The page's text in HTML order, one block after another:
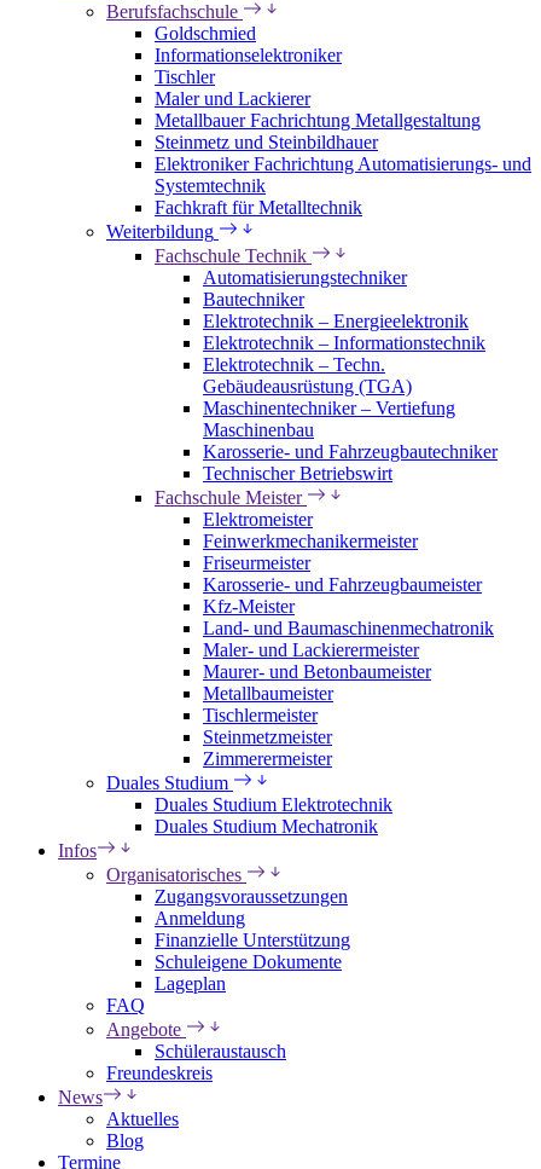
Berufsfachschule
Goldschmied
Informationselektroniker
Tischler
Maler und Lackierer
Metallbauer Fachrichtung Metallgestaltung
Steinmetz und Steinbildhauer
Elektroniker Fachrichtung Automatisierungs- und
Systemtechnik
Fachkraft für Metalltechnik
Weiterbildung
Fachschule Technik
Automatisierungstechniker
Bautechniker
Elektrotechnik – Energieelektronik
Elektrotechnik – Informationstechnik
Elektrotechnik – Techn.
Gebäudeausrüstung (TGA)
Maschinentechniker – Vertiefung
Maschinenbau
Karosserie- und Fahrzeugbautechniker
Technischer Betriebswirt
Fachschule Meister
Elektromeister
Feinwerkmechanikermeister
Friseurmeister
Karosserie- und Fahrzeugbaumeister
Kfz-Meister
Land- und Baumaschinenmechatronik
Maler- und Lackierermeister
Maurer- und Betonbaumeister
Metallbaumeister
Tischlermeister
Steinmetzmeister
Zimmerermeister
Duales Studium
Duales Studium Elektrotechnik
Duales Studium Mechatronik
Infos
Organisatorisches
Zugangsvoraussetzungen
Anmeldung
Finanzielle Unterstützung
Schuleigene Dokumente
Lageplan
FAQ
Angebote
Schüleraustausch
Freundeskreis
News
Aktuelles
Blog
Termine